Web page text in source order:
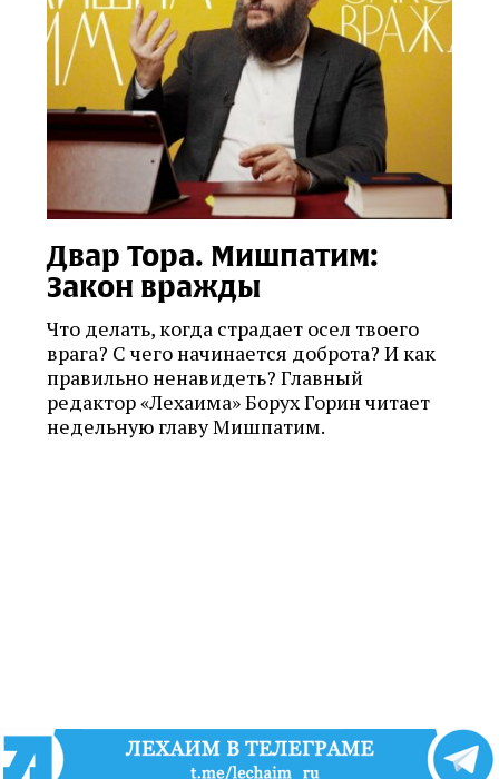
Двар Тора. Мишпатим:
Закон вражды
Что делать, когда страдает осел твоего
врага? С чего начинается доброта? И как
правильно ненавидеть? Главный
редактор «Лехаима» Борух Горин читает
недельную главу Мишпатим.